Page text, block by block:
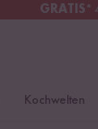
GRATIS*
Kochwelten